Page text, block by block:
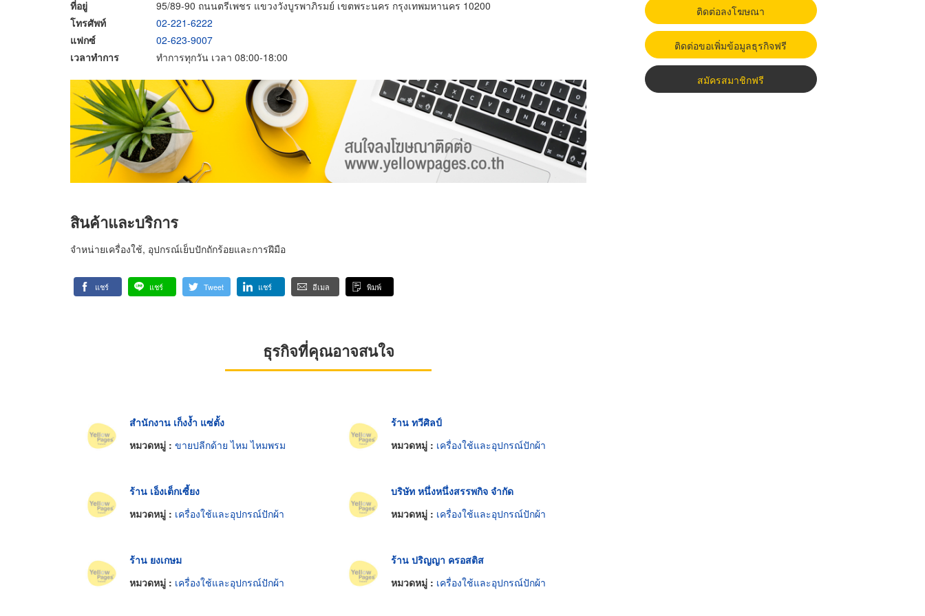
ที่อยู่
95/89-90 ถนนตรีเพชร แขวงวังบูรพาภิรมย์ เขตพระนคร กรุงเทพมหานคร 10200
โทรศัพท์
02-221-6222
แฟกซ์
02-623-9007
เวลาทำการ
ทำการทุกวัน เวลา 08:00-18:00
สินค้าและบริการ
จำหน่ายเครื่องใช้, อุปกรณ์เย็บปักถักร้อยและการฝีมือ
แชร์ แชร์ Tweet แชร์ อีเมล พิมพ์
ธุรกิจที่คุณอาจสนใจ
สำนักงาน เก็งง้ำ แซ่ตั้ง
หมวดหมู่ : ขายปลีกด้าย ไหม ไหมพรม
ร้าน ทวีศิลป์
หมวดหมู่ : เครื่องใช้และอุปกรณ์ปักผ้า
ร้าน เอ็งเต็กเซี้ยง
หมวดหมู่ : เครื่องใช้และอุปกรณ์ปักผ้า
บริษัท หนึ่งหนึ่งสรรพกิจ จำกัด
หมวดหมู่ : เครื่องใช้และอุปกรณ์ปักผ้า
ร้าน ยงเกษม
หมวดหมู่ : เครื่องใช้และอุปกรณ์ปักผ้า
ร้าน ปริญญา ครอสติส
หมวดหมู่ : เครื่องใช้และอุปกรณ์ปักผ้า
ติดต่อลงโฆษณา
ติดต่อขอเพิ่มข้อมูลธุรกิจฟรี
สมัครสมาชิกฟรี